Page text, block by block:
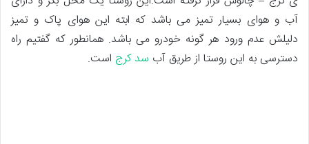
آب و هوای بسیار تمیز می باشد که ابته این هوای پاک و تمیز
دلیلش عدم ورود هر گونه خودرو می باشد. همانطور که گفتیم راه
دسترسی به این روستا از طریق آب سد کرج است.